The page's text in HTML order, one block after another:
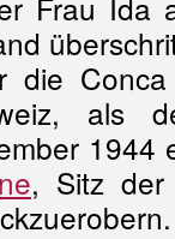
die
als
1944
, Sitz